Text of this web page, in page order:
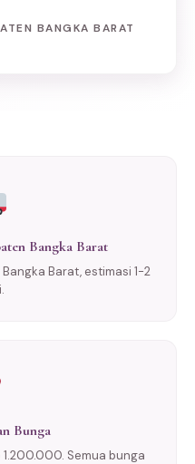
BANGKA BARAT
Bangka Barat
Barat, estimasi 1-2
Bunga
Semua bunga